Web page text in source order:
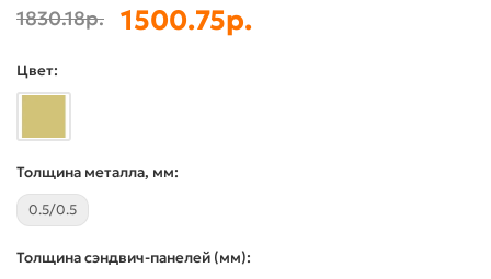
1830.18р. 1500.75р.
Цвет:
Толщина металла, мм:
0.5/0.5
Толщина сэндвич-панелей (мм):